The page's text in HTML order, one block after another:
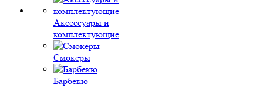
Аксессуары и
комплектующие
Смокеры
Барбекю